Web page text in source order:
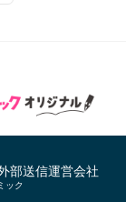
部送信運営会社
ック